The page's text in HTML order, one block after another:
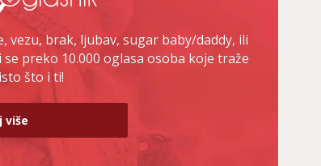
brak, ljubav, sugar baby/daddy, ili
preko 10.000 oglasa osoba koje traže
što i ti!
više